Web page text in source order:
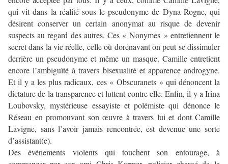
qui vit dans la réalité sous le pseudonyme de Dyna Rogne, qui
désirent conserver un certain anonymat au risque de devenir
suspects au regard des autres. Ces « Nonymes » entretiennent le
secret dans la vie réelle, celle où dorénavant on peut se dissimuler
derrière un pseudonyme et même un masque. Camille entretient
encore l’ambiguïté à travers bisexualité et apparence androgyne.
Et il y a les plus radicaux, ces « Obscuranets » qui dénoncent la
dictature de la transparence et luttent contre elle. Enfin, il y a Irina
Loubovsky, mystérieuse essayiste et polémiste qui dénonce le
Réseau en promouvant son œuvre à travers lui et dont Camille
Lavigne, sans l’avoir jamais rencontrée, est devenue une sorte
d’assistant(e).
Des événements violents qui touchent son entourage, à